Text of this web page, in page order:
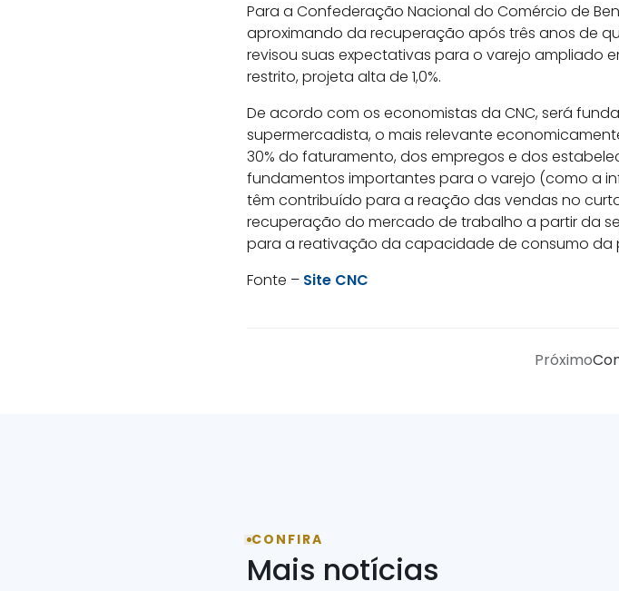
Para a Confederação Nacional do Comércio de
aproximando da recuperação após três anos de
revisou suas expectativas para o varejo ampliado
restrito, projeta alta de 1,0%.
De acordo com os economistas da CNC, será
supermercadista, o mais relevante
30% do faturamento, dos empregos e dos
fundamentos importantes para o varejo (como a
têm contribuído para a reação das vendas no
recuperação do mercado de trabalho a partir da
para a reativação da capacidade de consumo da
Fonte – Site CNC
Próximo
CONFIRA
Mais notícias